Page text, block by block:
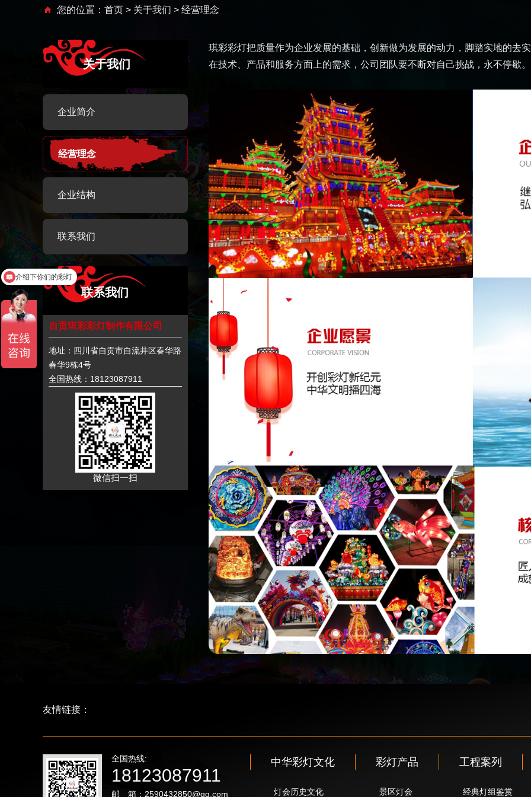
您的位置： 首页 > 关于我们 > 经营理念
关于我们
企业简介
经营理念
企业结构
联系我们
联系我们
自贡琪彩彩灯制作有限公司
地址：四川省自贡市自流井区春华路
春华9栋4号
全国热线：18123087911
微信扫一扫
琪彩彩灯把质量作为企业发展的基础，创新做为发展的动力，脚踏实地的去
在技术、产品和服务方面上的需求，公司团队要不断对自己挑战，永不停歇。
友情链接：
全国热线:
18123087911
邮 箱：2590432850@qq.com
中华彩灯文化
灯会历史文化
彩灯产品
景区灯会
工程案列
经典灯组鉴赏
介绍下你们的彩灯